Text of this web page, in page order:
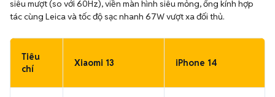
siêu mượt (so với 60Hz), viền màn hình siêu mỏng, ống kính hợp
tác cùng Leica và tốc độ sạc nhanh 67W vượt xa đối thủ.
Tiêu
chí
Xiaomi 13 iPhone 14